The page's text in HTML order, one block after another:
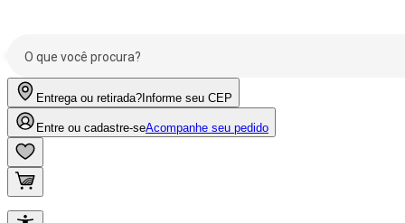
Entrega ou retirada? Informe seu CEP
Entre ou cadastre-seAcompanhe seu pedido